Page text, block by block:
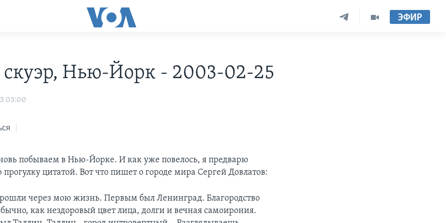
ЭФИР
Нью-Йорк - 2003-02-25
03:00
побываем в Нью-Йорке. И как уже повелось, я предварю
цитатой. Вот что пишет о городе мира Сергей Довлатов:
через мою жизнь. Первым был Ленинград. Благородство
как нездоровый цвет лица, долги и вечная самоирония.